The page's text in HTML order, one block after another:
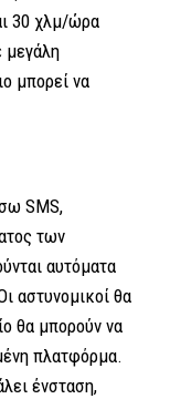
30 χλμ/ώρα
μεγάλη
μπορεί να
SMS,
των
αυτόματα
αστυνομικοί θα
θα μπορούν να
πλατφόρμα.
ένσταση,